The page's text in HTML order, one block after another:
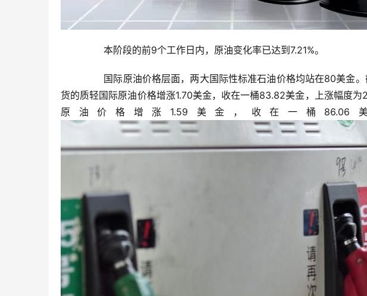
	  本阶段的前9个工作日内，原油变化率已达到7.21%。
货的质轻国际原油价格增涨1.70美金，收在一桶83.82美金，上涨幅度
原油价格增涨1.59美金，收在一桶86.06